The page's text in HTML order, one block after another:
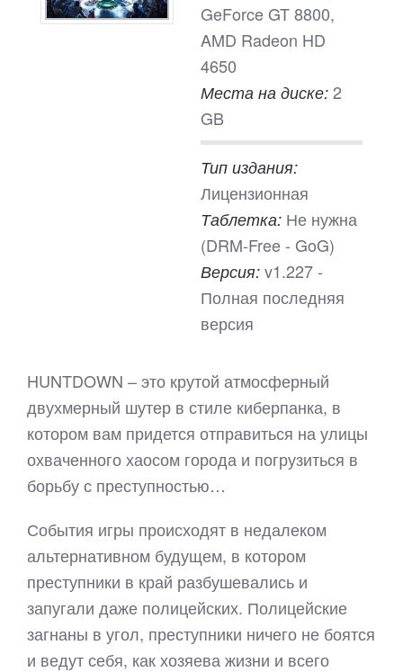
GeForce GT 8800,
AMD Radeon HD
4650
Места на диске: 2
GB
Тип издания:
Лицензионная
Таблетка: Не нужна
(DRM-Free - GoG)
Версия: v1.227 -
Полная последняя
версия
HUNTDOWN – это крутой атмосферный
двухмерный шутер в стиле киберпанка, в
котором вам придется отправиться на улицы
охваченного хаосом города и погрузиться в
борьбу с преступностью…
События игры происходят в недалеком
альтернативном будущем, в котором
преступники в край разбушевались и
запугали даже полицейских. Полицейские
загнаны в угол, преступники ничего не боятся
и ведут себя, как хозяева жизни и всего